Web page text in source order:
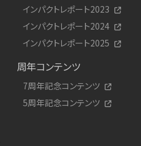
インパクトレポート2023
インパクトレポート2024
インパクトレポート2025
周年コンテンツ
7周年記念コンテンツ
5周年記念コンテンツ